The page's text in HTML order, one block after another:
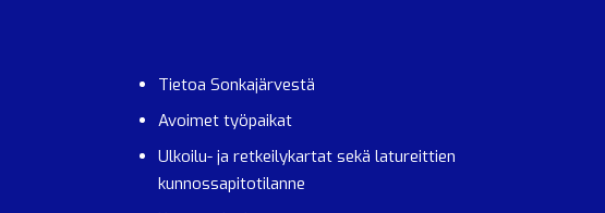
Tietoa Sonkajärvestä
Avoimet työpaikat
Ulkoilu- ja retkeilykartat sekä latureittien
kunnossapitotilanne